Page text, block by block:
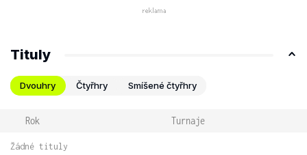
Tituly
Dvouhry Čtyřhry Smíšené čtyřhry
Rok Turnaje
Žádné tituly